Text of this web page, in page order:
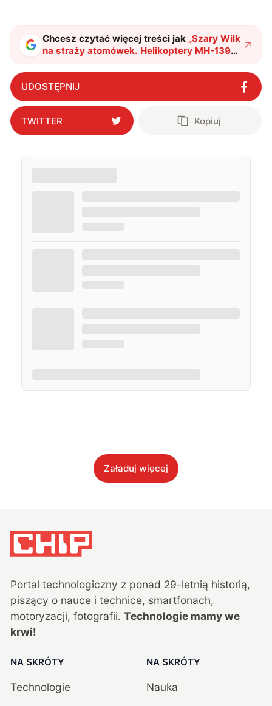
Chcesz czytać więcej treści jak „Szary Wilk
na straży atomówek. Helikoptery MH-139A
Grey Wolf zaliczyły kolejny kamień
milowy"?
UDOSTĘPNIJ
TWITTER Kopiuj
Załaduj więcej
Portal technologiczny z ponad 29-letnią historią,
piszący o nauce i technice, smartfonach,
motoryzacji, fotografii. Technologie mamy we
krwi!
NA SKRÓTY
Technologie
NA SKRÓTY
Nauka